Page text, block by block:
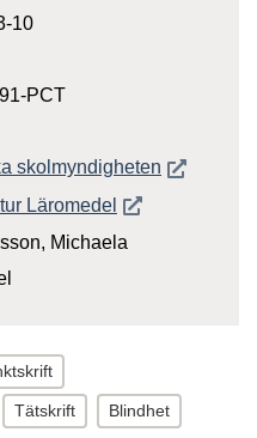
10
PCT
skolmyndigheten Öppnas i
Läromedel Öppnas i nytt
Michaela
Tätskrift Blindhet